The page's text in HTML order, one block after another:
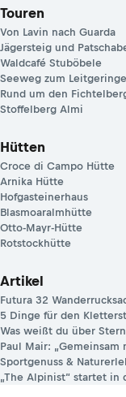
Touren
Von Lavin nach Guarda
Jägersteig und
Waldcafé Stuböbele
Seeweg zum
Rund um den
Stoffelberg Almi
Hütten
Croce di Campo Hütte
Arnika Hütte
Hofgasteinerhaus
Blasmoaralmhütte
Otto-Mayr-Hütte
Rotstockhütte
Artikel
Futura 32
5 Dinge für den
Was weißt du über
Paul Mair:
Sportgenuss &
„The Alpinist“ startet in